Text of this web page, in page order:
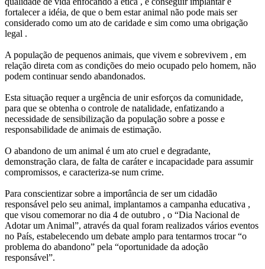
fortalecer a idéia, de que o bem estar animal não pode mais ser
considerado como um ato de caridade e sim como uma obrigação
legal .
A população de pequenos animais, que vivem e sobrevivem , em
relação direta com as condições do meio ocupado pelo homem, não
podem continuar sendo abandonados.
Esta situação requer a urgência de unir esforços da comunidade,
para que se obtenha o controle de natalidade, enfatizando a
necessidade de sensibilização da população sobre a posse e
responsabilidade de animais de estimação.
O abandono de um animal é um ato cruel e degradante,
demonstração clara, de falta de caráter e incapacidade para assumir
compromissos, e caracteriza-se num crime.
Para conscientizar sobre a importância de ser um cidadão
responsável pelo seu animal, implantamos a campanha educativa ,
que visou comemorar no dia 4 de outubro , o “Dia Nacional de
Adotar um Animal”, através da qual foram realizados vários eventos
no País, estabelecendo um debate amplo para tentarmos trocar “o
problema do abandono” pela “oportunidade da adoção
responsável”.